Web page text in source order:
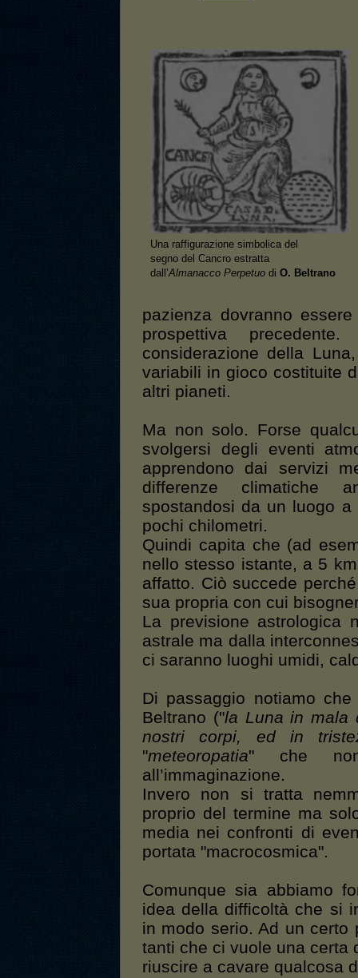
Una raffigurazione simbolica del
segno del Cancro estratta
dall’Almanacco Perpetuo di O. Beltrano
pazienza dovranno
prospettiva
considerazione della
variabili in gioco costituite
altri pianeti.
Ma non solo. Forse
svolgersi degli eventi
apprendono dai servizi
differenze climatiche
spostandosi da un luogo
pochi chilometri.
Quindi capita che (ad
nello stesso istante, a 5
affatto. Ciò succede
sua propria con cui
La previsione astrologica
astrale ma dalla
ci saranno luoghi umidi,
Di passaggio notiamo
Beltrano ("la Luna in mala
nostri corpi, ed in
"meteoropatia" che
all’immaginazione.
Invero non si tratta
proprio del termine ma
media nei confronti di
portata "macrocosmica".
Comunque sia abbiamo
idea della difficoltà che si
in modo serio. Ad un
tanti che ci vuole una certa
riuscire a cavare qualcosa